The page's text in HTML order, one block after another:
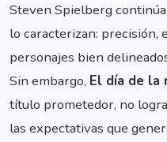
Steven Spielberg
lo caracterizan: precisión,
personajes bien
Sin embargo, El día de la
título prometedor, no
las expectativas que